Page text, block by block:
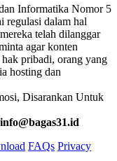
Informatika Nomor 5
regulasi dalam hal
telah dilanggar
agar konten
pribadi, orang yang
hosting dan
Disarankan Untuk
FAQs Privacy